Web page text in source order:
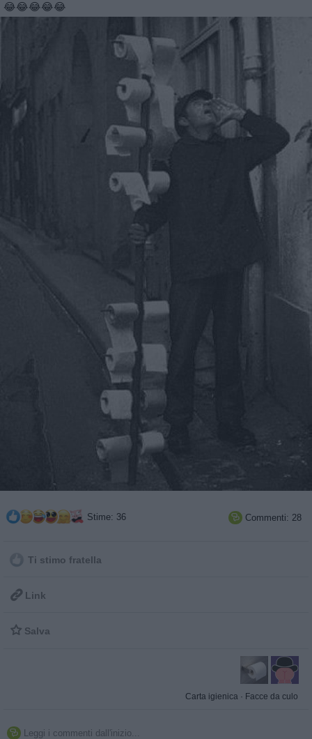
😂😂😂😂😂
Stime: 36  Commenti: 28
Ti stimo fratella
 Link
 Salva
Carta igienica · Facce da culo
 Leggi i commenti dall'inizio...